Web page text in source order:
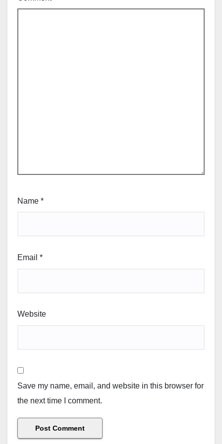
Name *
Email *
Website
Save my name, email, and website in this browser for
the next time I comment.